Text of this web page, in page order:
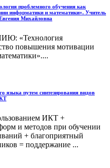
проблемного обучения как
информатики и математики». Учитель
Михайловна
«Технология
повышения мотивации
языка путем синтезирования видов
ИКТ +
и методов при обучении
+ благоприятный
= поддержание ...